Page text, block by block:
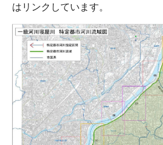
はリンクしています。